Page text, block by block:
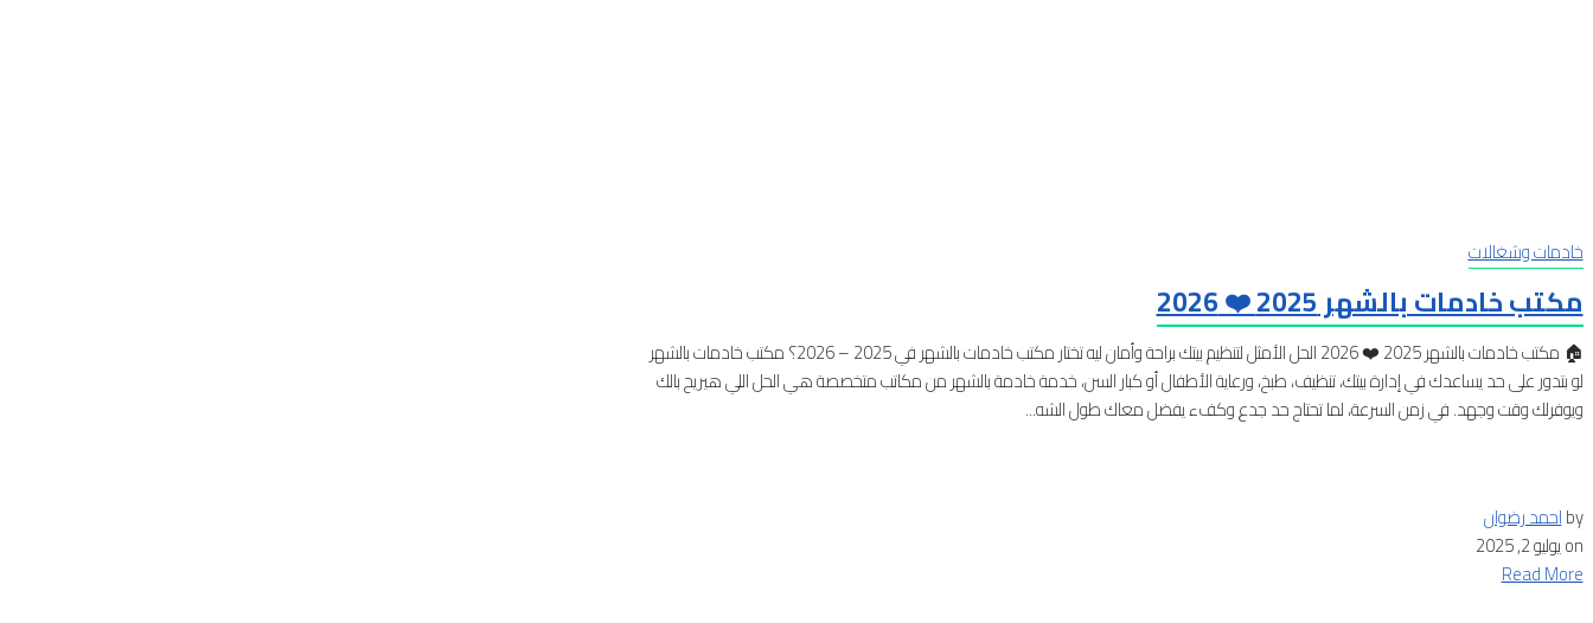
خادمات وشغالات
مكتب خادمات بالشهر 2025 ❤️ 2026
🏠 مكتب خادمات بالشهر 2025 ❤️ 2026 الحل الأمثل لتنظيم بيتك براحة وأمان ليه تختار مكتب خادمات بالشهر في 2025 – 2026؟ مكتب خادمات بالشهر
لو بتدور على حد يساعدك في إدارة بيتك، تنظيف، طبخ، ورعاية الأطفال أو كبار السن، خدمة خادمة بالشهر من مكاتب متخصصة هي الحل اللي هيريح بالك
ويوفرلك وقت وجهد. في زمن السرعة، لما تحتاج حد جدع وكفء يفضل معاك طول الشه...
byاحمد رضوان
onيوليو 2, 2025
Read More